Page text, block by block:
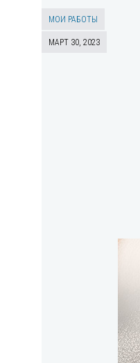
МОИ РАБОТЫ
МАРТ 30, 2023